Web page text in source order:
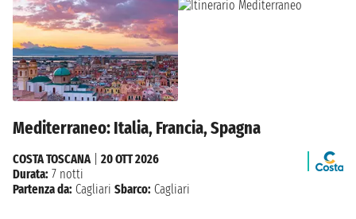
Mediterraneo: Italia, Francia, Spagna
COSTA TOSCANA
20 OTT 2026
Durata: 7 notti
Partenza da: Cagliari Sbarco: Cagliari